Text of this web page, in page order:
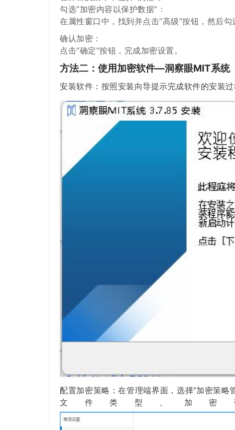
勾选“加密内容以保护数据”：
在属性窗口中，找到并点击“高级”按钮，然后勾
确认加密：
点击“确定”按钮，完成加密设置。
方法二：使用加密软件—洞察眼MIT系统
安装软件：按照安装向导提示完成软件的安装
配置加密策略：在管理端界面，选择“加密策
文件类型、加密